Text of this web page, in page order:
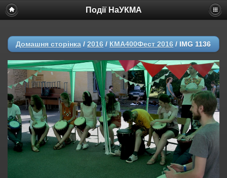
Події НаУКМА
Домашня сторінка / 2016 / КМА400Фест 2016 / IMG 1136